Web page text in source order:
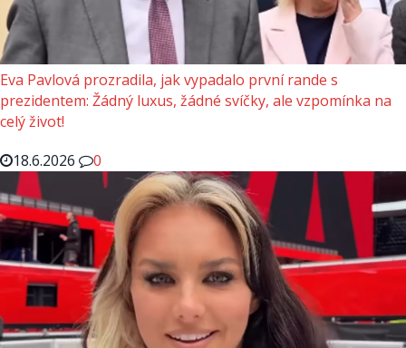
Eva Pavlová prozradila, jak vypadalo první rande s
prezidentem: Žádný luxus, žádné svíčky, ale vzpomínka na
celý život!
18.6.2026
0